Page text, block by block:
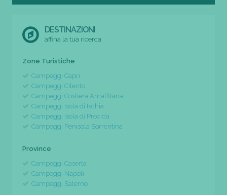
DESTINAZIONI
affina la tua ricerca
Zone Turistiche
Campeggi Capri
Campeggi Cilento
Campeggi Costiera Amalfitana
Campeggi Isola di Ischia
Campeggi Isola di Procida
Campeggi Penisola Sorrentina
Province
Campeggi Caserta
Campeggi Napoli
Campeggi Salerno